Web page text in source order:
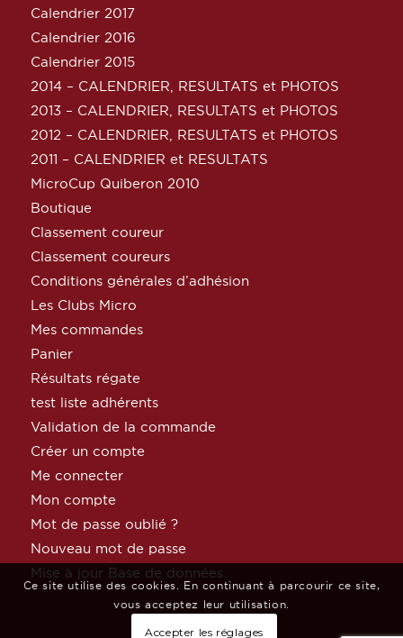
Calendrier 2017
Calendrier 2016
Calendrier 2015
2014 – CALENDRIER, RESULTATS et PHOTOS
2013 – CALENDRIER, RESULTATS et PHOTOS
2012 – CALENDRIER, RESULTATS et PHOTOS
2011 – CALENDRIER et RESULTATS
MicroCup Quiberon 2010
Boutique
Classement coureur
Classement coureurs
Conditions générales d’adhésion
Les Clubs Micro
Mes commandes
Panier
Résultats régate
test liste adhérents
Validation de la commande
Créer un compte
Me connecter
Mon compte
Mot de passe oublié ?
Nouveau mot de passe
Mise à jour Base de données
Ce site utilise des cookies. En continuant à parcourir ce site,
vous acceptez leur utilisation.
Accepter les réglages